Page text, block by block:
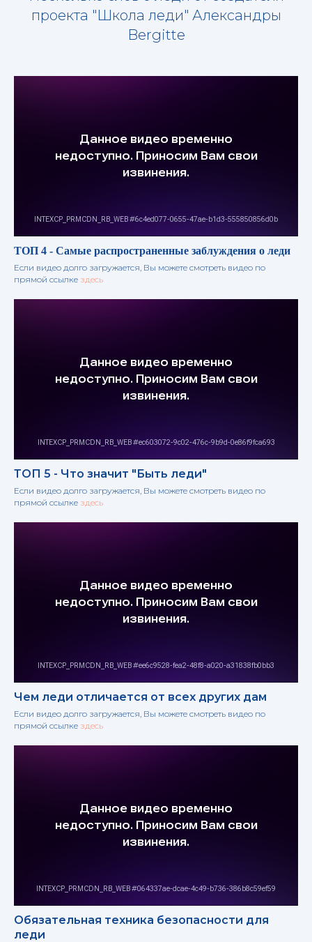
проекта "Школа леди" Александры
Bergitte
ТОП 4 - Самые распространенные заблуждения о леди
Если видео долго загружается, Вы можете смотреть видео по
прямой ссылке здесь
ТОП 5 - Что значит "Быть леди"
Если видео долго загружается, Вы можете смотреть видео по
прямой ссылке здесь
Чем леди отличается от всех других дам
Если видео долго загружается, Вы можете смотреть видео по
прямой ссылке здесь
Обязательная техника безопасности для
леди